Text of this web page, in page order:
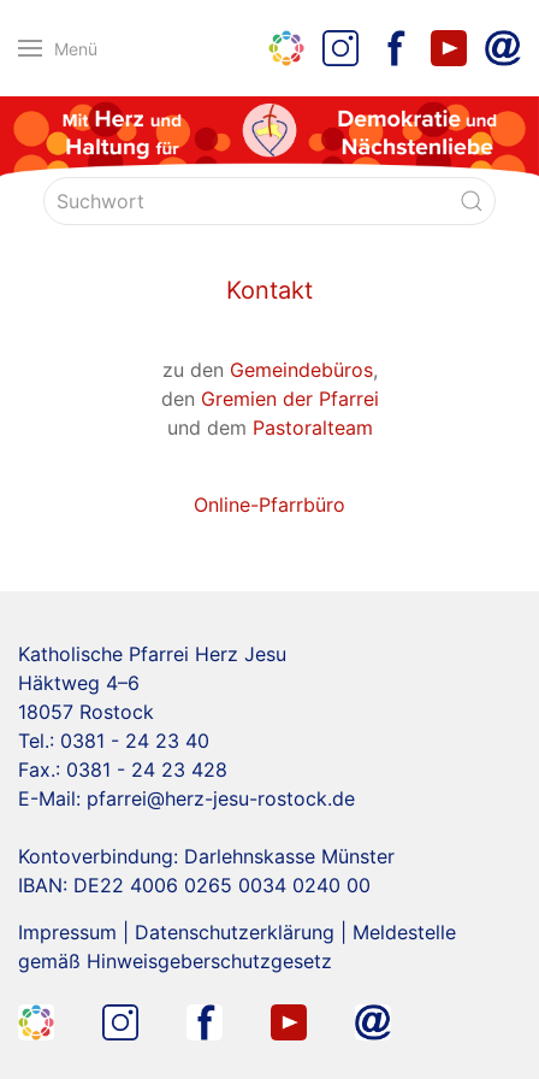
Menü
Kontakt
zu den Gemeindebüros,
den Gremien der Pfarrei
und dem Pastoralteam
Online-Pfarrbüro
Katholische Pfarrei Herz Jesu
Häktweg 4–6
18057 Rostock
Tel.: 0381 - 24 23 40
Fax.: 0381 - 24 23 428
E-Mail: pfarrei@herz-jesu-rostock.de
Kontoverbindung: Darlehnskasse Münster
IBAN: DE22 4006 0265 0034 0240 00
Impressum
Datenschutzerklärung
Meldestelle
gemäß Hinweisgeberschutzgesetz